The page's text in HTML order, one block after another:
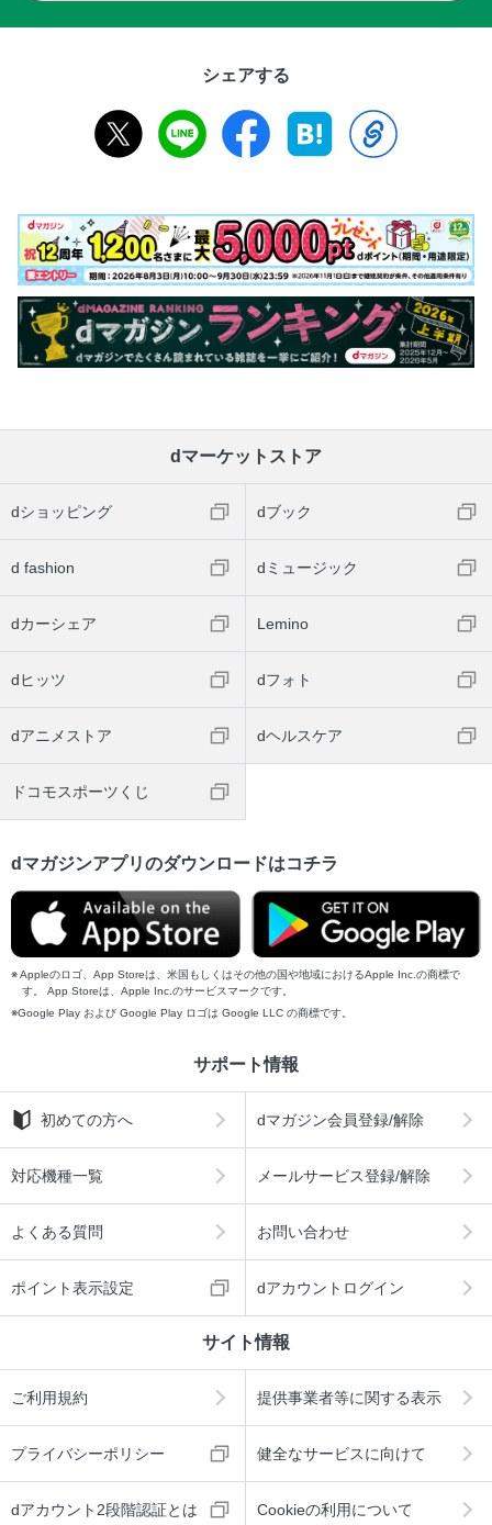
シェアする
dマーケットストア
dショッピング dブック
d fashion dミュージック
dカーシェア Lemino
dヒッツ dフォト
dアニメストア dヘルスケア
ドコモスポーツくじ
dマガジンアプリのダウンロードはコチラ
Appleのロゴ、App Storeは、米国もしくはその他の国や地域におけるApple Inc.の商標で
す。 App Storeは、Apple Inc.のサービスマークです。
Google Play および Google Play ロゴは Google LLC の商標です。
サポート情報
初めての方へ dマガジン会員登録/解除
対応機種一覧 メールサービス登録/解除
よくある質問 お問い合わせ
ポイント表示設定 dアカウントログイン
サイト情報
ご利用規約 提供事業者等に関する表示
プライバシーポリシー 健全なサービスに向けて
dアカウント2段階認証とは Cookieの利用について